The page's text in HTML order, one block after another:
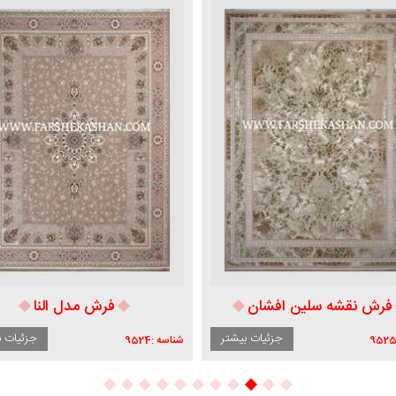
فرش نقشه سلین افشان
9525 جزئیات بیشتر
فرش مدل النا
شناسه :9524 جزئیات